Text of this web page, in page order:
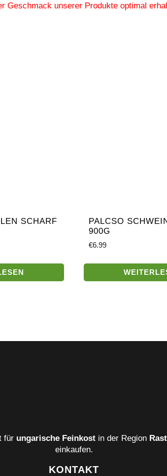
Geschmack unserer Produkte optimal
SCHARF
PALCSO
900G
€6.99
für ungarische Feinkostin der Region
einkaufen.
KONTAKT